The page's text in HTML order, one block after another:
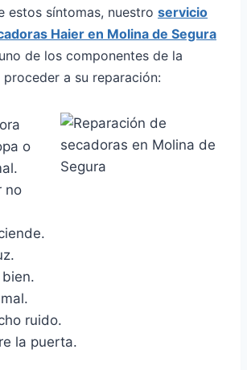
estos síntomas, nuestro servicio
Haier en Molina de Segura
de los componentes de la
a su reparación:
o
no
ruido.
la puerta.